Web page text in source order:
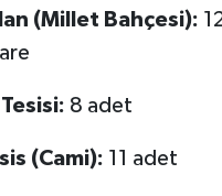
(Millet Bahçesi):
8 adet
(Cami): 11 adet